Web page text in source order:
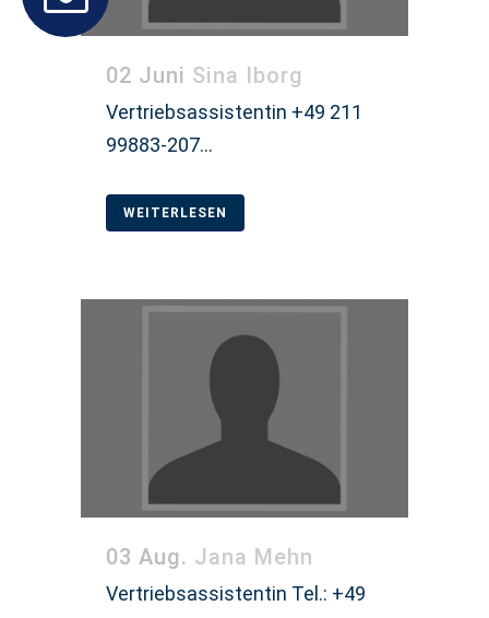
02 Juni Sina Iborg
Vertriebsassistentin +49 211
99883-207...
WEITERLESEN
03 Aug. Jana Mehn
Vertriebsassistentin Tel.: +49